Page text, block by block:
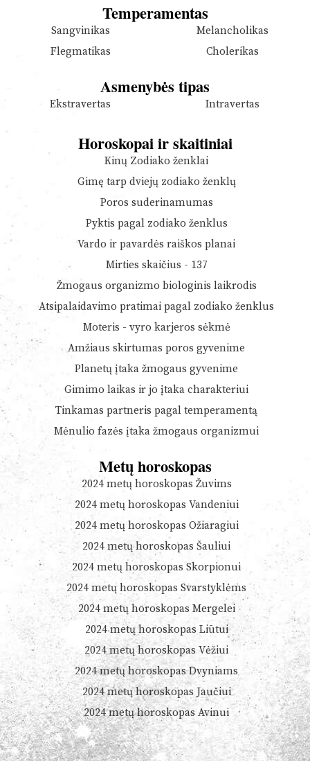
Temperamentas
Sangvinikas
Melancholikas
Flegmatikas
Cholerikas
Asmenybės tipas
Ekstravertas Intravertas
Horoskopai ir skaitiniai
Kinų Zodiako ženklai
Gimę tarp dviejų zodiako ženklų
Poros suderinamumas
Pyktis pagal zodiako ženklus
Vardo ir pavardės raiškos planai
Mirties skaičius - 137
Žmogaus organizmo biologinis laikrodis
Atsipalaidavimo pratimai pagal zodiako ženklus
Moteris - vyro karjeros sėkmė
Amžiaus skirtumas poros gyvenime
Planetų įtaka žmogaus gyvenime
Gimimo laikas ir jo įtaka charakteriui
Tinkamas partneris pagal temperamentą
Mėnulio fazės įtaka žmogaus organizmui
Metų horoskopas
2024 metų horoskopas Žuvims
2024 metų horoskopas Vandeniui
2024 metų horoskopas Ožiaragiui
2024 metų horoskopas Šauliui
2024 metų horoskopas Skorpionui
2024 metų horoskopas Svarstyklėms
2024 metų horoskopas Mergelei
2024 metų horoskopas Liūtui
2024 metų horoskopas Vėžiui
2024 metų horoskopas Dvyniams
2024 metų horoskopas Jaučiui
2024 metų horoskopas Avinui